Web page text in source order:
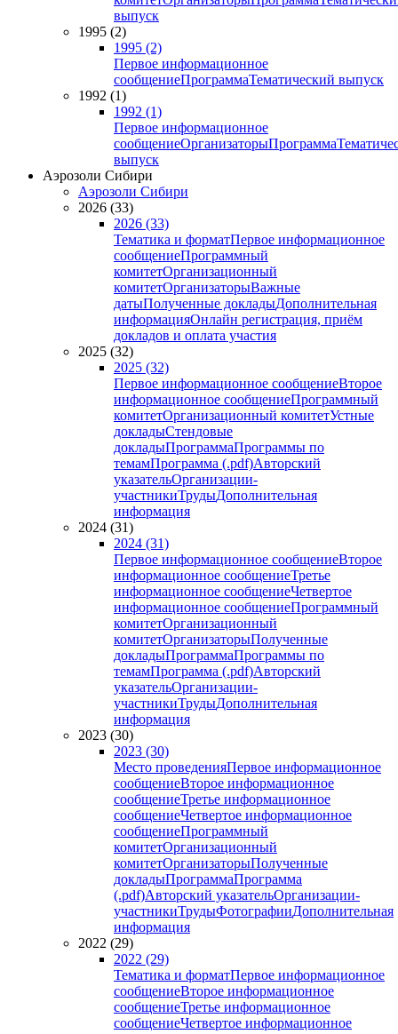
выпуск
1995 (2)
1995 (2)
Первое информационное
сообщениеПрограммаТематический выпуск
1992 (1)
1992 (1)
Первое информационное
сообщениеОрганизаторыПрограмма
выпуск
Аэрозоли Сибири
Аэрозоли Сибири
2026 (33)
2026 (33)
Тематика и форматПервое информационное
сообщениеПрограммный
комитетОрганизационный
комитетОрганизаторыВажные
датыПолученные докладыДополнительная
информацияОнлайн регистрация, приём
докладов и оплата участия
2025 (32)
2025 (32)
Первое информационное сообщениеВторое
информационное сообщениеПрограммный
комитетОрганизационный комитетУстные
докладыСтендовые
докладыПрограммаПрограммы по
темамПрограмма (.pdf)Авторский
указательОрганизации-
участникиТрудыДополнительная
информация
2024 (31)
2024 (31)
Первое информационное сообщениеВторое
информационное сообщениеТретье
информационное сообщениеЧетвертое
информационное сообщениеПрограммный
комитетОрганизационный
комитетОрганизаторыПолученные
докладыПрограммаПрограммы по
темамПрограмма (.pdf)Авторский
указательОрганизации-
участникиТрудыДополнительная
информация
2023 (30)
2023 (30)
Место проведенияПервое информационное
сообщениеВторое информационное
сообщениеТретье информационное
сообщениеЧетвертое информационное
сообщениеПрограммный
комитетОрганизационный
комитетОрганизаторыПолученные
докладыПрограммаПрограмма
(.pdf)Авторский указательОрганизации-
участникиТрудыФотографииДополнительная
информация
2022 (29)
2022 (29)
Тематика и форматПервое информационное
сообщениеВторое информационное
сообщениеТретье информационное
сообщениеЧетвертое информационное